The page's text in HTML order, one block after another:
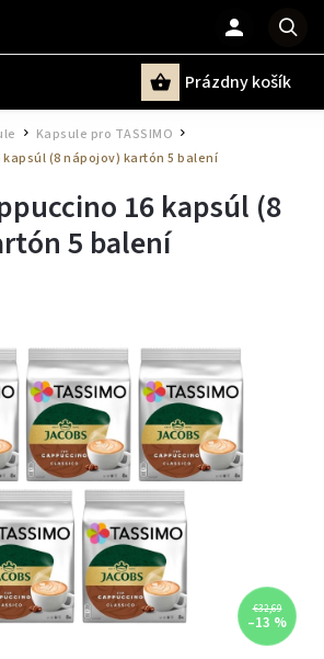
Prázdny košík
Kapsule pro TASSIMO /
(8 nápojov) kartón 5 balení
16 kapsúl (8
5 balení
€32,69
–13 %